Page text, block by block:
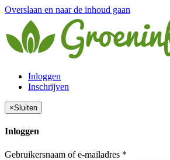
Overslaan en naar de inhoud gaan
Inloggen
Inschrijven
×Sluiten
Inloggen
Gebruikersnaam of e-mailadres *